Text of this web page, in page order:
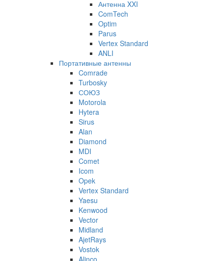
Антенна XXI
ComTech
Optim
Parus
Vertex Standard
ANLI
Портативные антенны
Comrade
Turbosky
СОЮЗ
Motorola
Hytera
Sirus
Alan
Diamond
MDI
Comet
Icom
Opek
Vertex Standard
Yaesu
Kenwood
Vector
Midland
AjetRays
Vostok
Alinco